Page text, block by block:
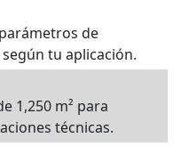
de
tu aplicación.
1,250 m² para
técnicas.